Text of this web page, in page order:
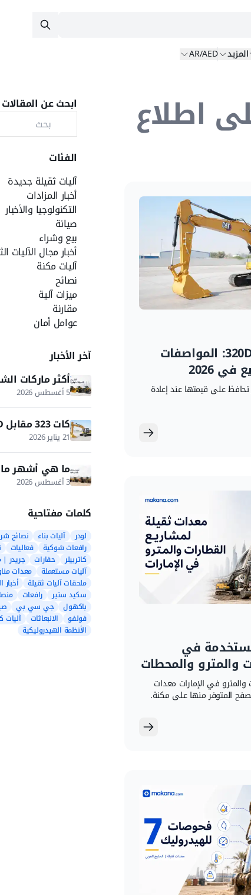
المزيد AR/AED
اطلاع
كات 323 مقابل 320D: المواصفات
2026
على قيمتها عند إعادة
في
والمترو والمحطات
في الإمارات معدات
المتوفر منها على مكنة.
ابحث عن المقالات
الفئات
آليات ثقيلة جديدة
أخبار المزادات
التكنولوجيا والأخبار
صيانة
بيع وشراء
أخبار مجال الآليات
آليات مكنة
نصائح
ميزات آلية
مقارنة
عوامل أمان
آخر الأخبار
أكثر ماركات
ك الوقود
5 أغسطس 2026
عادة البيع في 2026
21 يناير 2026
ما هي أشهر
صنيعها؟
3 أغسطس 2026
كلمات مفتاحية
لودر آليات بناء نصائح
رافعات شوكية
فعاليات
كاتربيلر
حفارات جريدر
آليات مستعملة
معدات
ملحقات آليات ثقيلة
أخبار
سكيد ستير
رافعات
باكهول
جي سي بي
فولفو
الانبعاثات آليات
الأنظمة الهيدروليكية